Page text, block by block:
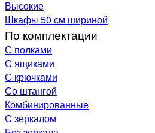
Высокие
Шкафы 50 см шириной
По комплектации
С полками
С ящиками
С крючками
Со штангой
Комбинированные
С зеркалом